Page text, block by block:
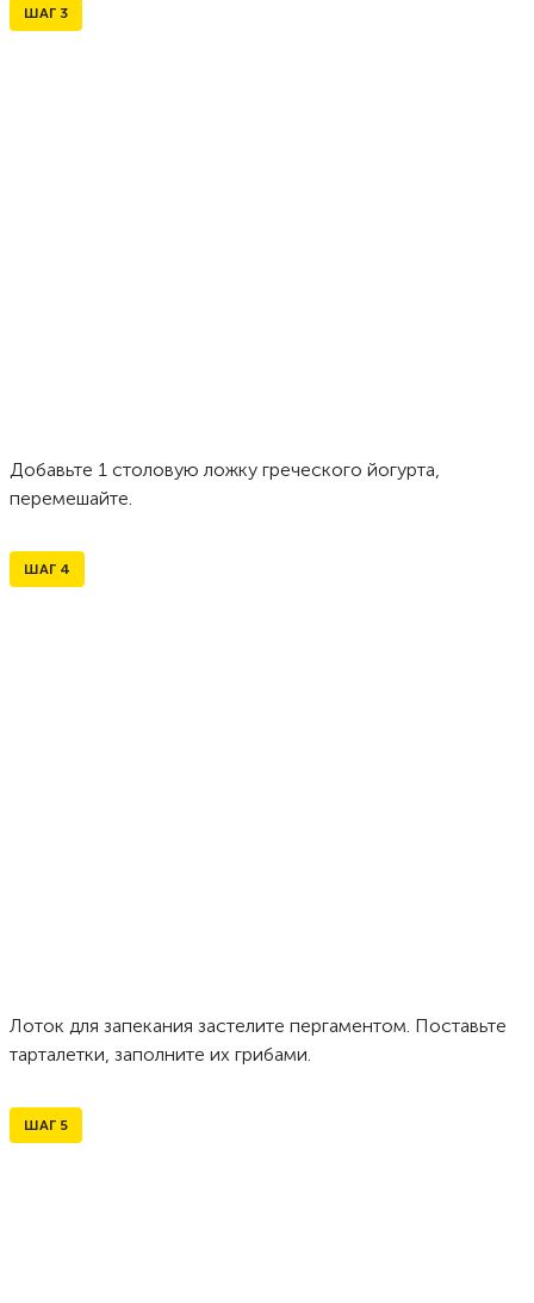
ШАГ 3
Добавьте 1 столовую ложку греческого йогурта,
перемешайте.
ШАГ 4
Лоток для запекания застелите пергаментом. Поставьте
тарталетки, заполните их грибами.
ШАГ 5